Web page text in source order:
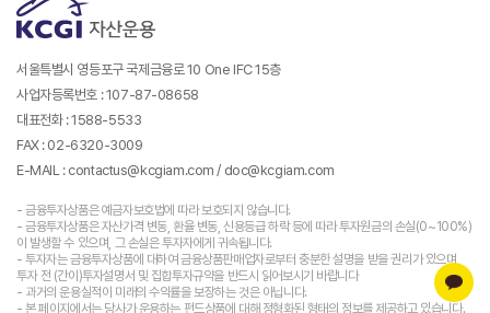
서울특별시 영등포구 국제금융로 10 One IFC 15층
사업자등록번호 : 107-87-08658
대표전화 : 1588-5533
FAX : 02-6320-3009
E-MAIL : contactus@kcgiam.com / doc@kcgiam.com
- 금융투자상품은 예금자보호법에 따라 보호되지 않습니다.
- 금융투자상품은 자산가격 변동, 환율 변동, 신용등급 하락 등에 따라 투자원금의 손실(0~100%)
이 발생할 수 있으며, 그 손실은 투자자에게 귀속됩니다.
- 투자자는 금융투자상품에 대하여 금융상품판매업자로부터 충분한 설명을 받을 권리가 있으며,
투자 전 (간이)투자설명서 및 집합투자규약을 반드시 읽어보시기 바랍니다
- 과거의 운용실적이 미래의 수익률을 보장하는 것은 아닙니다.
- 본 페이지에서는 당사가 운용하는 펀드상품에 대해 정형화된 형태의 정보를 제공하고 있습니다.